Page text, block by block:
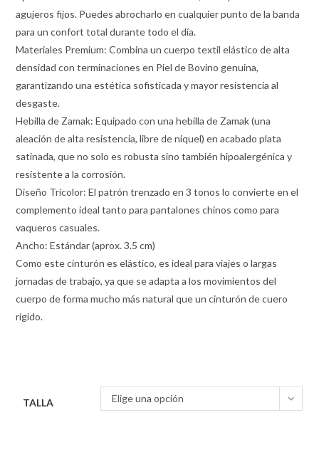
agujeros fijos. Puedes abrocharlo en cualquier punto de la banda
para un confort total durante todo el día.
Materiales Premium: Combina un cuerpo textil elástico de alta
densidad con terminaciones en Piel de Bovino genuina,
garantizando una estética sofisticada y mayor resistencia al
desgaste.
Hebilla de Zamak: Equipado con una hebilla de Zamak (una
aleación de alta resistencia, libre de niquel) en acabado plata
satinada, que no solo es robusta sino también hipoalergénica y
resistente a la corrosión.
Diseño Tricolor: El patrón trenzado en 3 tonos lo convierte en el
complemento ideal tanto para pantalones chinos como para
vaqueros casuales.
Ancho: Estándar (aprox. 3.5 cm)
Como este cinturón es elástico, es ideal para viajes o largas
jornadas de trabajo, ya que se adapta a los movimientos del
cuerpo de forma mucho más natural que un cinturón de cuero
rígido.
TALLA Elige una opción